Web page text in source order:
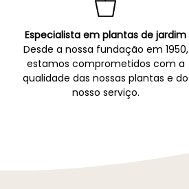
Especialista em plantas de jardim
Desde a nossa fundação em 1950,
estamos comprometidos com a
qualidade das nossas plantas e do
nosso serviço.